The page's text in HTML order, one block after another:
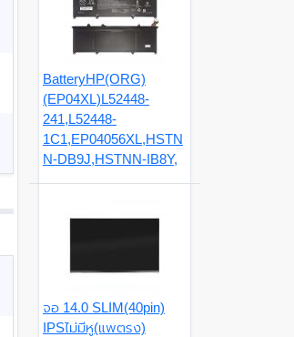
BatteryHP(ORG)
(EP04XL)L52448-
241,L52448-
1C1,EP04056XL,HSTN
N-DB9J,HSTNN-IB8Y,
จอ 14.0 SLIM(40pin)
IPSไม่มีหู(แพตรง)